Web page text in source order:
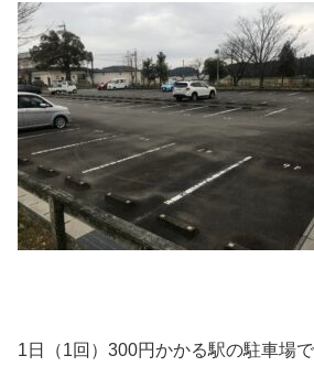
1日（1回）300円かかる駅の駐車場で